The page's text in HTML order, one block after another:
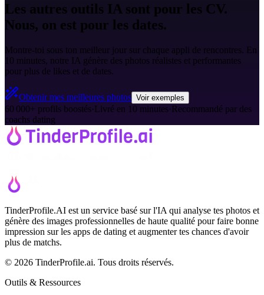
Les autres outils IA sont pour les CV.
Nous, on est pour les dates.
Montre-toi sous ton meilleur jour sur chaque appli de rencontres. En
10 minutes, notre IA génère des photos réalistes et performantes
pour plus de likes et de dates.
Obtenir mes meilleures photos Voir exemples
60 000+ profils boostés·Livré en 10 minutes·Recommandé par des
coachs dating
TinderProfile.AI est un service basé sur l'IA qui analyse tes photos et
génère des images professionnelles de haute qualité pour faire bonne
impression sur les apps de dating et augmenter tes chances d'avoir
plus de matchs.
© 2026 TinderProfile.ai. Tous droits réservés.
Outils & Ressources